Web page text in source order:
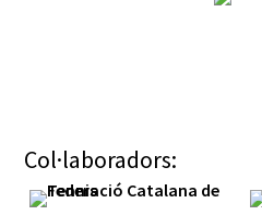
Col·laboradors: